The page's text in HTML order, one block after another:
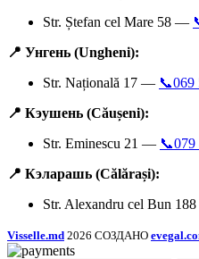
Str. Ștefan cel Mare 58 —
📍 Унгень (Ungheni):
Str. Națională 17 — 📞069
📍 Кэушень (Căușeni):
Str. Eminescu 21 — 📞079
📍 Кэларашь (Călărași):
Str. Alexandru cel Bun
Visselle.md 2026 СОЗДАНО